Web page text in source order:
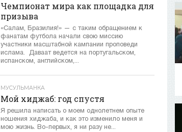
Чемпионат мира как площадка для
призыва
«Салам, Бразилия!» — с таким обращением к
фанатам футбола начали свою миссию
участники масштабной кампании проповеди
ислама. Даваат ведется на португальском,
испанском, английском,...
МУСУЛЬМАНКА
Мой хиджаб: год спустя
Я решила написать о моем однолетнем опыте
ношения хиджаба, и как это изменило меня и
мою жизнь. Во-первых, я ни разу не...